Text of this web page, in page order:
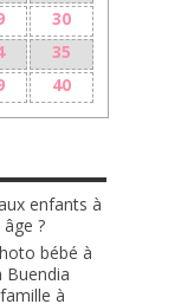
30
35
40
enfants à
?
bébé à
Buendia
à